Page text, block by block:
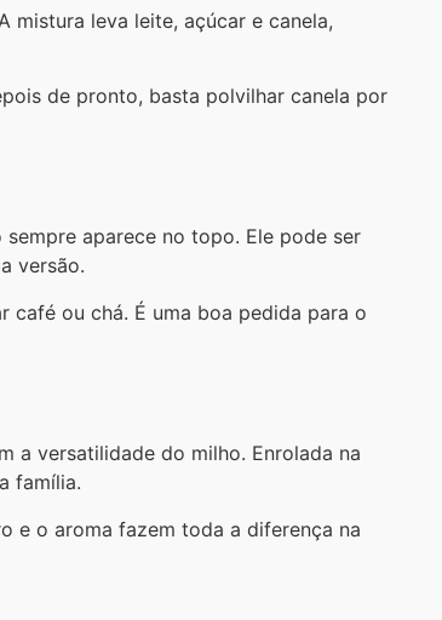
mistura leva leite, açúcar e canela,
de pronto, basta polvilhar canela por
aparece no topo. Ele pode ser
versão.
café ou chá. É uma boa pedida para o
a versatilidade do milho. Enrolada na
família.
e o aroma fazem toda a diferença na